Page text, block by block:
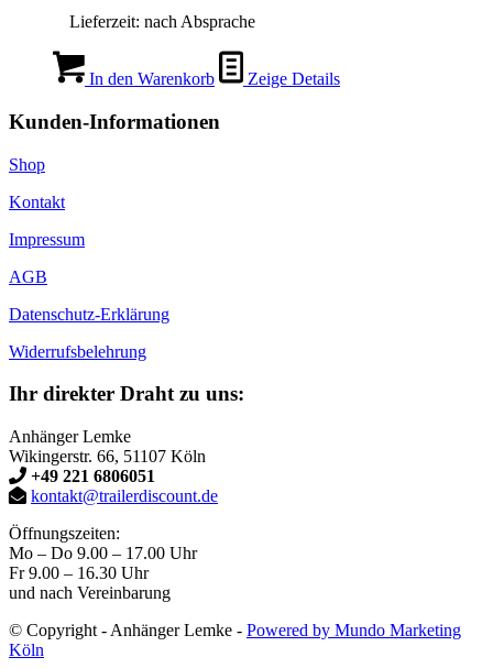
Lieferzeit: nach Absprache
In den Warenkorb Zeige Details
Kunden-Informationen
Shop
Kontakt
Impressum
AGB
Datenschutz-Erklärung
Widerrufsbelehrung
Ihr direkter Draht zu uns:
Anhänger Lemke
Wikingerstr. 66, 51107 Köln
+49 221 6806051
kontakt@trailerdiscount.de
Öffnungszeiten:
Mo – Do 9.00 – 17.00 Uhr
Fr 9.00 – 16.30 Uhr
und nach Vereinbarung
© Copyright - Anhänger Lemke - Powered by Mundo Marketing
Köln